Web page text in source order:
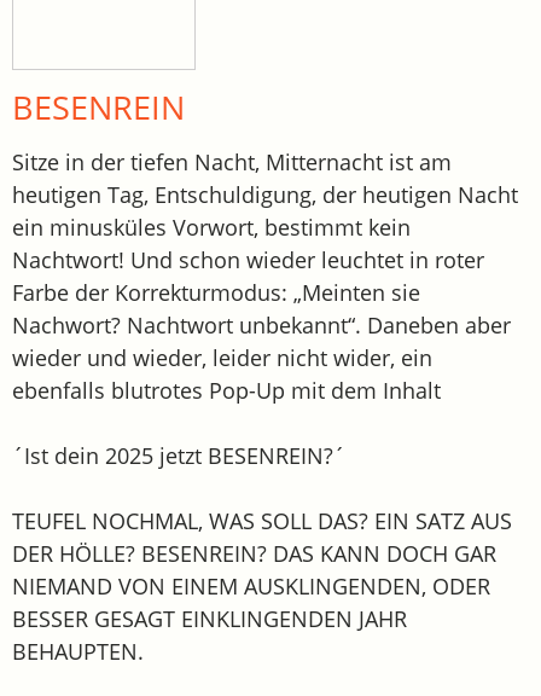
BESENREIN
Sitze in der tiefen Nacht, Mitternacht ist am
heutigen Tag, Entschuldigung, der heutigen Nacht
ein minusküles Vorwort, bestimmt kein
Nachtwort! Und schon wieder leuchtet in roter
Farbe der Korrekturmodus: „Meinten sie
Nachwort? Nachtwort unbekannt“. Daneben aber
wieder und wieder, leider nicht wider, ein
ebenfalls blutrotes Pop-Up mit dem Inhalt
´Ist dein 2025 jetzt BESENREIN?´
TEUFEL NOCHMAL, WAS SOLL DAS? EIN SATZ AUS
DER HÖLLE? BESENREIN? DAS KANN DOCH GAR
NIEMAND VON EINEM AUSKLINGENDEN, ODER
BESSER GESAGT EINKLINGENDEN JAHR
BEHAUPTEN.